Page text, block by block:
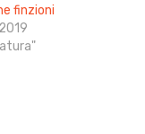
finzioni